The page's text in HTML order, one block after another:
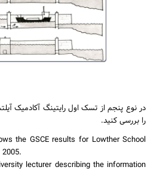
در نوع پنجم از تسک اول رایتینگ آکادمیک
را بررسی کنید.
the GSCE results for Lowther School
lecturer describing the information